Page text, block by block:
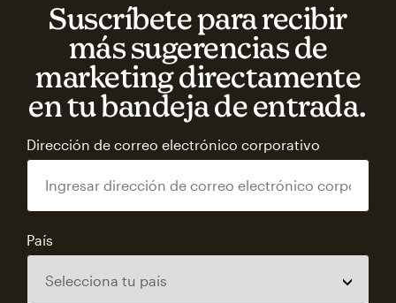
Suscríbete para recibir
más sugerencias de
marketing directamente
en tu bandeja de entrada.
Dirección de correo electrónico corporativo
País